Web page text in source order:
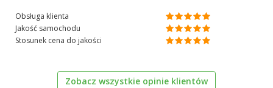
Obsługa klienta
Jakość samochodu
Stosunek cena do jakości
Zobacz wszystkie opinie klientów